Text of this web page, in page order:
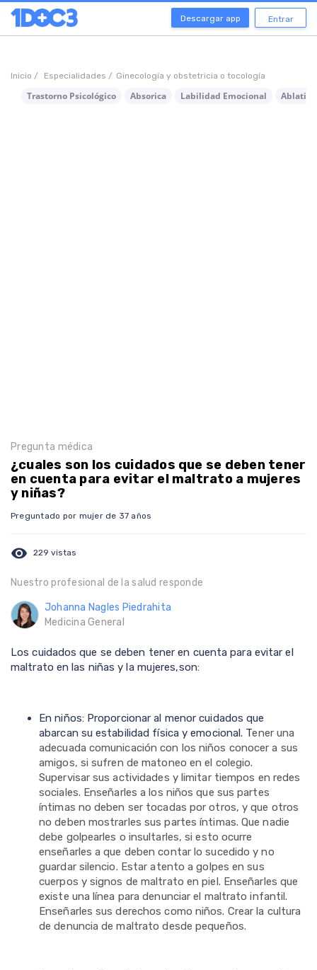
Descargar app Entrar
Inicio / Especialidades / Ginecología y obstetricia o tocología
Trastorno Psicológico Absorica Labilidad Emocional Ablatio
Pregunta médica
¿cuales son los cuidados que se deben tener
en cuenta para evitar el maltrato a mujeres
y niñas?
Preguntado por mujer de 37 años
visibility 229 vistas
Nuestro profesional de la salud responde
Johanna Nagles Piedrahita
Medicina General
Los cuidados que se deben tener en cuenta para evitar el
maltrato en las niñas y la mujeres,son:
En niños: Proporcionar al menor cuidados que
abarcan su estabilidad física y emocional. Tener una
adecuada comunicación con los niños conocer a sus
amigos, si sufren de matoneo en el colegio.
Supervisar sus actividades y limitar tiempos en redes
sociales. Enseñarles a los niños que sus partes
íntimas no deben ser tocadas por otros, y que otros
no deben mostrarles sus partes íntimas. Que nadie
debe golpearles o insultarles, si esto ocurre
enseñarles a que deben contar lo sucedido y no
guardar silencio. Estar atento a golpes en sus
cuerpos y signos de maltrato en piel. Enseñarles que
existe una línea para denunciar el maltrato infantil.
Enseñarles sus derechos como niños. Crear la cultura
de denuncia de maltrato desde pequeños.